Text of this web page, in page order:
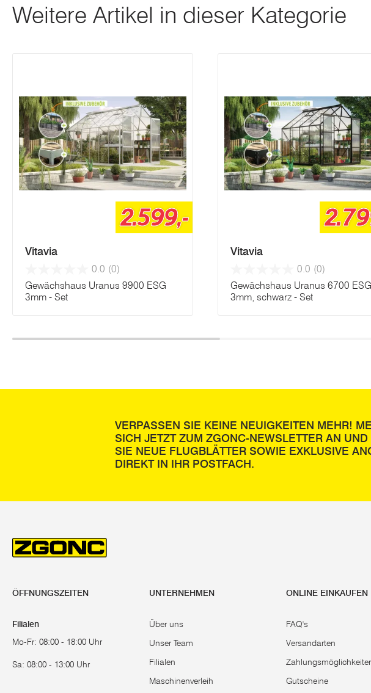
Weitere Artikel in dieser Kategorie
2.599,-
Vitavia
0.0 (0)
Gewächshaus Uranus 9900 ESG
3mm - Set
Vitavia
0.0 (0)
Gewächshaus Uranus 6700 ESG
3mm, schwarz - Set
VERPASSEN SIE KEINE NEUIGKEITEN MEHR!
SICH JETZT ZUM ZGONC-NEWSLETTER AN UND
SIE NEUE FLUGBLÄTTER SOWIE EXKLUSIVE
DIREKT IN IHR POSTFACH.
ÖFFNUNGSZEITEN
Filialen
Mo-Fr: 08:00 - 18:00 Uhr
Sa: 08:00 - 13:00 Uhr
UNTERNEHMEN
Über uns
Unser Team
Filialen
Maschinenverleih
ONLINE EINKAUFEN
FAQ's
Versandarten
Gutscheine